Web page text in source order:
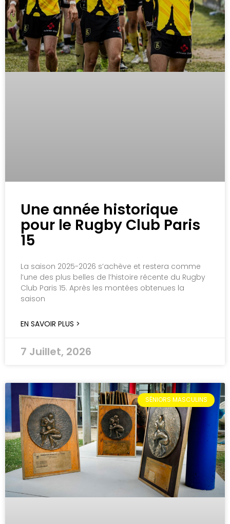
Une année historique
pour le Rugby Club Paris
15
La saison 2025-2026 s’achève et restera comme
l’une des plus belles de l’histoire récente du Rugby
Club Paris 15. Après les montées obtenues la
saison
EN SAVOIR PLUS >
7 Juillet, 2026
SÉNIORS MASCULINS